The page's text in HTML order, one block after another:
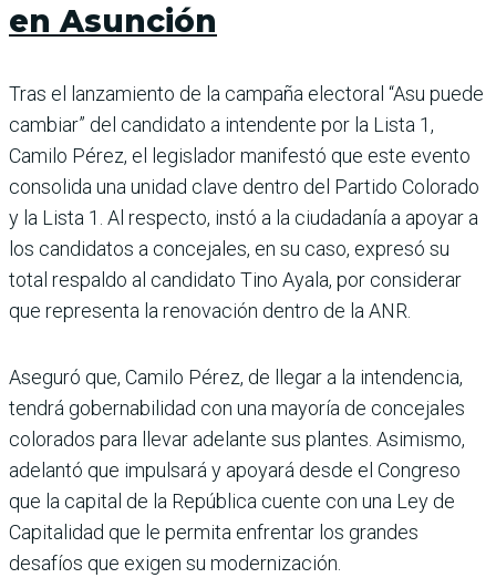
en Asunción
Tras el lanzamiento de la campaña electoral “Asu puede
cambiar” del candidato a intendente por la Lista 1,
Camilo Pérez, el legislador manifestó que este evento
consolida una unidad clave dentro del Partido Colorado
y la Lista 1. Al respecto, instó a la ciudadanía a apoyar a
los candidatos a concejales, en su caso, expresó su
total respaldo al candidato Tino Ayala, por considerar
que representa la renovación dentro de la ANR.
Aseguró que, Camilo Pérez, de llegar a la intendencia,
tendrá gobernabilidad con una mayoría de concejales
colorados para llevar adelante sus plantes. Asimismo,
adelantó que impulsará y apoyará desde el Congreso
que la capital de la República cuente con una Ley de
Capitalidad que le permita enfrentar los grandes
desafíos que exigen su modernización.